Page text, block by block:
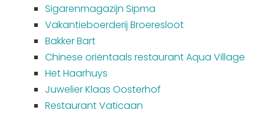
Sigarenmagazijn Sipma
Vakantieboerderij Broeresloot
Bakker Bart
Chinese oriëntaals restaurant Aqua Village
Het Haarhuys
Juwelier Klaas Oosterhof
Restaurant Vaticaan